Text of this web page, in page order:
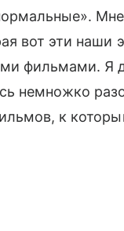
вот эти
фильмами. Я
немножко
к